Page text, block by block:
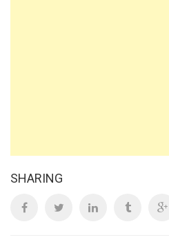
SHARING